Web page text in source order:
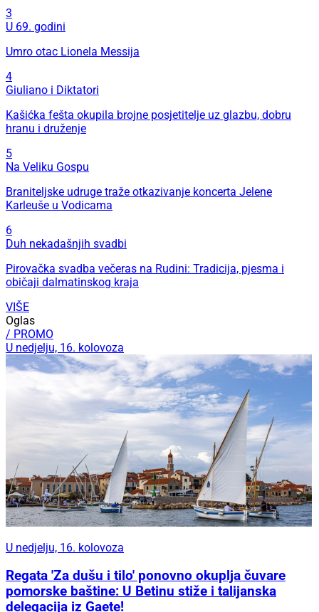
3
U 69. godini
Umro otac Lionela Messija
4
Giuliano i Diktatori
Kašićka fešta okupila brojne posjetitelje uz glazbu, dobru
hranu i druženje
5
Na Veliku Gospu
Braniteljske udruge traže otkazivanje koncerta Jelene
Karleuše u Vodicama
6
Duh nekadašnjih svadbi
Pirovačka svadba večeras na Rudini: Tradicija, pjesma i
običaji dalmatinskog kraja
VIŠE
Oglas
/ PROMO
U nedjelju, 16. kolovoza
U nedjelju, 16. kolovoza
Regata 'Za dušu i tilo' ponovno okuplja čuvare
pomorske baštine: U Betinu stiže i talijanska
delegacija iz Gaete!